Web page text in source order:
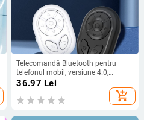
Telecomandă Bluetooth pentru
telefonul mobil, versiune 4.0,
greutate 13 g, rază de acțiune 10–
15 m, baterie CR2032, capacitate
200 mAh
36.97 Lei
add_shopping_cart